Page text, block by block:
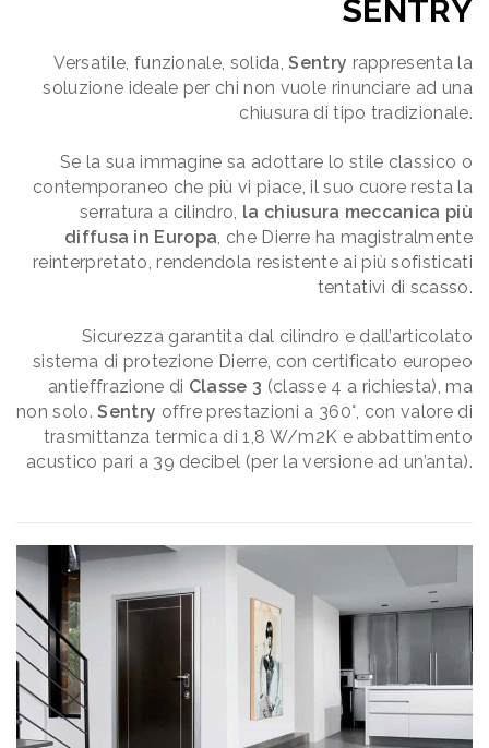
SENTRY
Versatile, funzionale, solida,Sentry rappresenta la
soluzione ideale per chi non vuole rinunciare ad una
chiusura di tipo tradizionale.
Se la sua immagine sa adottare lo stile classico o
contemporaneo che più vi piace, il suo cuore resta la
serratura a cilindro, la chiusura meccanica più
diffusa in Europa, che Dierre ha magistralmente
reinterpretato, rendendola resistente ai più sofisticati
tentativi di scasso.
Sicurezza garantita dal cilindro e dall’articolato
sistema di protezione Dierre, con certificato europeo
antieffrazione di Classe 3 (classe 4 a richiesta), ma
non solo.Sentry offre prestazioni a 360°, con valore di
trasmittanza termica di 1,8 W/m2K e abbattimento
acustico pari a 39 decibel (per la versione ad un’anta).